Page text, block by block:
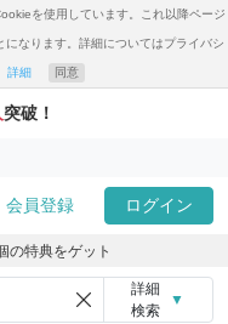
を使用しています。これ以降ページ
なります。詳細についてはプライバシ
詳細 同意
突破！
会員登録 ログイン
の特典をゲット
詳細
検索
▼